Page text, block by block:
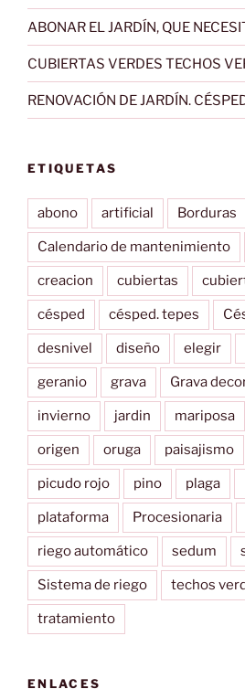
ABONAR EL JARDÍN, QUE
CUBIERTAS VERDES TECHOS
RENOVACIÓN DE JARDÍN.
ETIQUETAS
abono artificial Borduras
Calendario de mantenimiento
creacion cubiertas
césped césped. tepes
desnivel diseño elegir
geranio grava Grava
invierno jardin mariposa
origen oruga paisajismo
picudo rojo pino plaga
plataforma Procesionaria
riego automático sedum
Sistema de riego techos
tratamiento
ENLACES